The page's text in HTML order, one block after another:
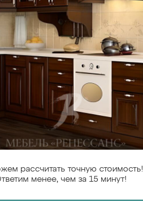
рассчитать точную стоимость!
менее, чем за 15 минут!